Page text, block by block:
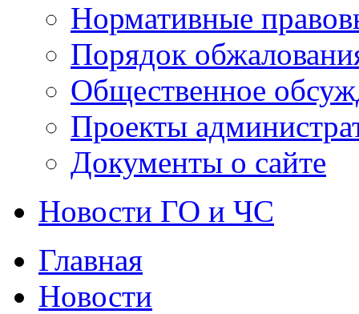
Нормативные
Порядок
Общественное
Проекты
Документы о сайте
Новости ГО и ЧС
Главная
Новости